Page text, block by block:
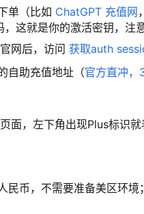
单（比如 ChatGPT 充值网
这就是你的激活密钥，注
网后，访问 获取auth
自助充值地址（官方直冲，
面，左下角出现Plus标识就
民币，不需要准备美区环